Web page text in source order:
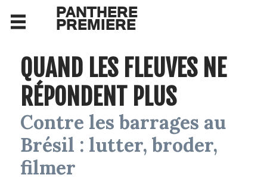
PANTHERE
PREMIERE
QUAND LES FLEUVES NE
RÉPONDENT PLUS
Contre les barrages au
Brésil : lutter, broder,
filmer